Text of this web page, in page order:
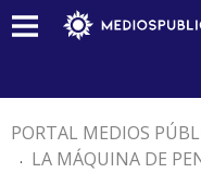
PORTAL MEDIOS
. LA MÁQUINA DE